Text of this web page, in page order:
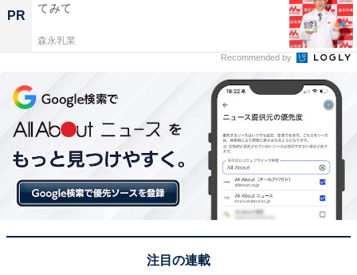
「飲んでみたい」という好奇心と期待感を高め、1位と
回答者からは「フルーティーでスッキリとした飲み口と
聞いたから」（40代男性／大阪府）、「ぐいぐい飲めて
しまうと噂を聞いています。食事にも合うと評判場ので
飲んでみたいです」（50代女性／栃木県 ）、「米の旨味
を感じさせる味わいに興味があるから」（40代女性／滋
賀県）といった声が集まりました。
PR
てみて
森永乳業
Recommended by
注目の連載